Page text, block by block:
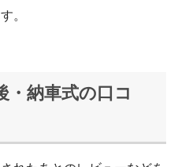
。
・納車式の口コ